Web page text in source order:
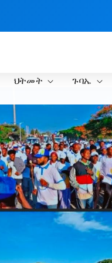
ህትመት ጉባኤ